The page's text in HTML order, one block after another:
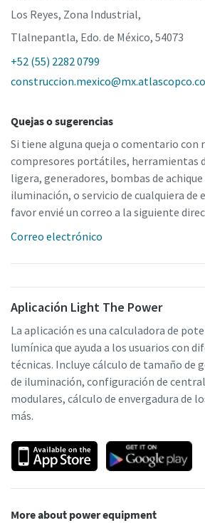
Los Reyes, Zona Industrial,
Tlalnepantla, Edo. de México, 54073
+52 (55) 2282 0799
Quejas o sugerencias
Si tiene alguna queja o comentario con
compresores portátiles, herramientas
ligera, generadores, bombas de
iluminación, o servicio de cualquiera de
favor envié un correo a la siguiente
Correo electrónico
Aplicación Light The Power
La aplicación es una calculadora de
lumínica que ayuda a los usuarios con
técnicas. Incluye cálculo de tamaño de
de iluminación, configuración de
modulares, cálculo de envergadura de
más.
More about power equipment